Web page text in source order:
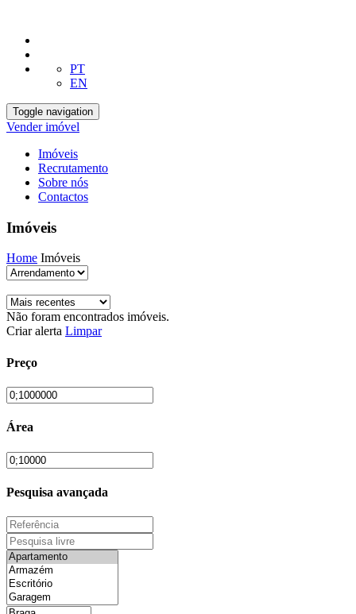
PT
EN
Toggle navigation
Vender imóvel
Imóveis
Recrutamento
Sobre nós
Contactos
Imóveis
Home Imóveis
Não foram encontrados imóveis.
Criar alerta Limpar
Preço
Área
Pesquisa avançada